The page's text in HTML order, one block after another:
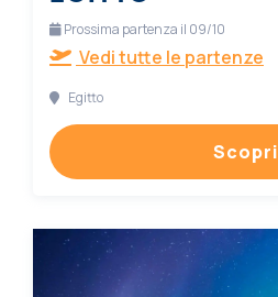
Prossima partenza il 09/10
Vedi tutte le partenze
Egitto
Scopri